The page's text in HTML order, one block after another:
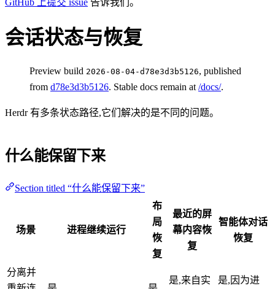
会话状态与恢复
Preview build 2026-08-04-d78e3d3b5126, published
from d78e3d3b5126. Stable docs remain at /docs/.
Herdr 有多条状态路径,它们解决的是不同的问题。
什么能保留下来
Section titled “什么能保留下来”
场景 进程继续运行
布
局
恢
复
最近的屏
幕内容恢
复
智能体对话
恢复
分离并
是,来自实
是,因为进